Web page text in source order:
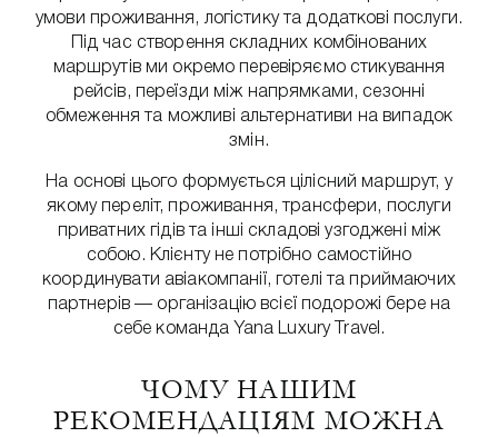
умови проживання, логістику та додаткові послуги.
Під час створення складних комбінованих
маршрутів ми окремо перевіряємо стикування
рейсів, переїзди між напрямками, сезонні
обмеження та можливі альтернативи на випадок
змін.
На основі цього формується цілісний маршрут, у
якому переліт, проживання, трансфери, послуги
приватних гідів та інші складові узгоджені між
собою. Клієнту не потрібно самостійно
координувати авіакомпанії, готелі та приймаючих
партнерів — організацію всієї подорожі бере на
себе команда Yana Luxury Travel.
ЧОМУ НАШИМ
РЕКОМЕНДАЦІЯМ МОЖНА